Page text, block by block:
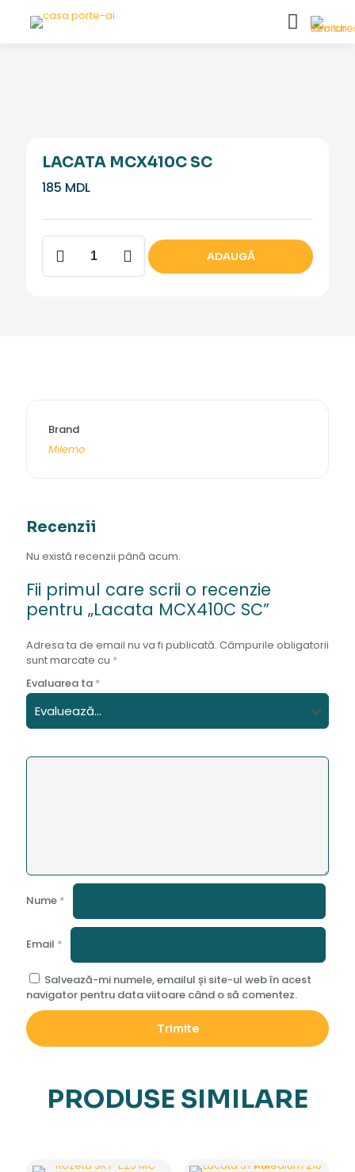
LACATA MCX410C SC
185 MDL
Cantitate
Lacata
MCX410C
ADAUGĂ
Brand
Milemo
Recenzii
Nu există recenzii până acum.
Fii primul care scrii o recenzie
pentru „Lacata MCX410C SC”
Adresa ta de email nu va fi publicată. Câmpurile obligatorii
sunt marcate cu *
Evaluarea ta *
Nume *
Email *
Salvează-mi numele, emailul și site-ul web în acest
navigator pentru data viitoare când o să comentez.
PRODUSE SIMILARE